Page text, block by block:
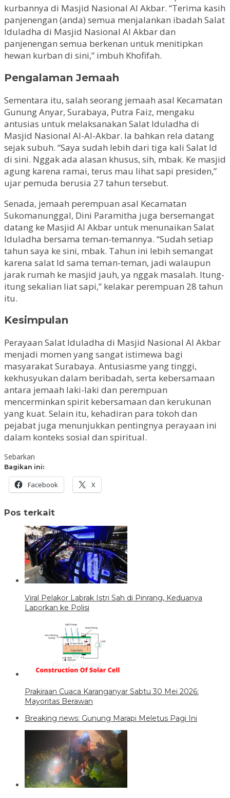
kurbannya di Masjid Nasional Al Akbar. “Terima kasih
panjenengan (anda) semua menjalankan ibadah Salat
Iduladha di Masjid Nasional Al Akbar dan
panjenengan semua berkenan untuk menitipkan
hewan kurban di sini,” imbuh Khofifah.
Pengalaman Jemaah
Sementara itu, salah seorang jemaah asal Kecamatan
Gunung Anyar, Surabaya, Putra Faiz, mengaku
antusias untuk melaksanakan Salat Iduladha di
Masjid Nasional Al-Al-Akbar. Ia bahkan rela datang
sejak subuh. “Saya sudah lebih dari tiga kali Salat Id
di sini. Nggak ada alasan khusus, sih, mbak. Ke masjid
agung karena ramai, terus mau lihat sapi presiden,”
ujar pemuda berusia 27 tahun tersebut.
Senada, jemaah perempuan asal Kecamatan
Sukomanunggal, Dini Paramitha juga bersemangat
datang ke Masjid Al Akbar untuk menunaikan Salat
Iduladha bersama teman-temannya. “Sudah setiap
tahun saya ke sini, mbak. Tahun ini lebih semangat
karena salat Id sama teman-teman, jadi walaupun
jarak rumah ke masjid jauh, ya nggak masalah. Itung-
itung sekalian liat sapi,” kelakar perempuan 28 tahun
itu.
Kesimpulan
Perayaan Salat Iduladha di Masjid Nasional Al Akbar
menjadi momen yang sangat istimewa bagi
masyarakat Surabaya. Antusiasme yang tinggi,
kekhusyukan dalam beribadah, serta kebersamaan
antara jemaah laki-laki dan perempuan
mencerminkan spirit kebersamaan dan kerukunan
yang kuat. Selain itu, kehadiran para tokoh dan
pejabat juga menunjukkan pentingnya perayaan ini
dalam konteks sosial dan spiritual.
Sebarkan
Bagikan ini:
Facebook X
Pos terkait
Viral Pelakor Labrak Istri Sah di Pinrang, Keduanya
Laporkan ke Polisi
Prakiraan Cuaca Karanganyar Sabtu 30 Mei 2026:
Mayoritas Berawan
Breaking news: Gunung Marapi Meletus Pagi Ini